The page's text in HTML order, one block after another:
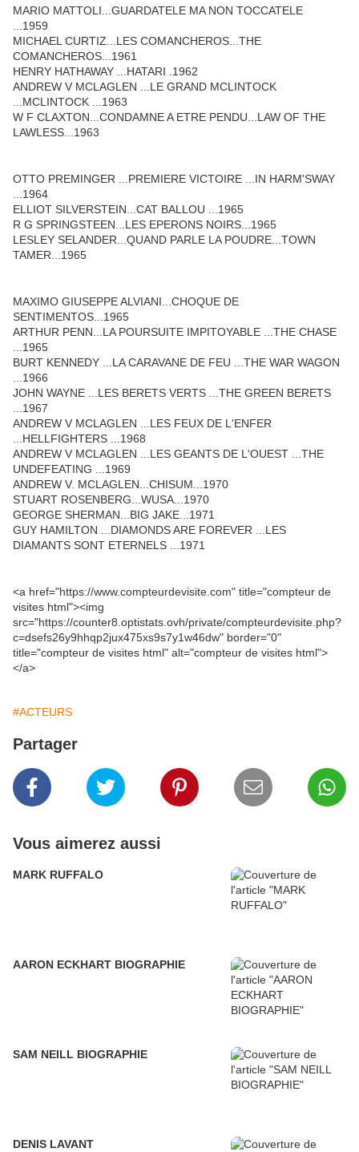
MARIO MATTOLI...GUARDATELE MA NON TOCCATELE
...1959
MICHAEL CURTIZ...LES COMANCHEROS...THE
COMANCHEROS...1961
HENRY HATHAWAY ...HATARI .1962
ANDREW V MCLAGLEN ...LE GRAND MCLINTOCK
...MCLINTOCK ...1963
W F CLAXTON...CONDAMNE A ETRE PENDU...LAW OF THE
LAWLESS...1963
OTTO PREMINGER ...PREMIERE VICTOIRE ...IN HARM'SWAY
...1964
ELLIOT SILVERSTEIN...CAT BALLOU ...1965
R G SPRINGSTEEN...LES EPERONS NOIRS...1965
LESLEY SELANDER...QUAND PARLE LA POUDRE...TOWN
TAMER...1965
MAXIMO GIUSEPPE ALVIANI...CHOQUE DE
SENTIMENTOS...1965
ARTHUR PENN...LA POURSUITE IMPITOYABLE ...THE CHASE
...1965
BURT KENNEDY ...LA CARAVANE DE FEU ...THE WAR WAGON
...1966
JOHN WAYNE ...LES BERETS VERTS ...THE GREEN BERETS
...1967
ANDREW V MCLAGLEN ...LES FEUX DE L'ENFER
...HELLFIGHTERS ...1968
ANDREW V MCLAGLEN ...LES GEANTS DE L'OUEST ...THE
UNDEFEATING ...1969
ANDREW V. MCLAGLEN...CHISUM...1970
STUART ROSENBERG...WUSA...1970
GEORGE SHERMAN...BIG JAKE...1971
GUY HAMILTON ...DIAMONDS ARE FOREVER ...LES
DIAMANTS SONT ETERNELS ...1971
<a href="https://www.compteurdevisite.com" title="compteur de
visites html"><img
src="https://counter8.optistats.ovh/private/compteurdevisite.php?
c=dsefs26y9hhqp2jux475xs9s7y1w46dw" border="0"
title="compteur de visites html" alt="compteur de visites html">
</a>
#ACTEURS
Partager
Vous aimerez aussi
MARK RUFFALO
AARON ECKHART BIOGRAPHIE
SAM NEILL BIOGRAPHIE
DENIS LAVANT